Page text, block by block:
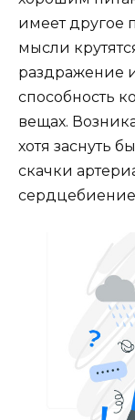
имеет другое
мысли
раздражение
способность
вещах.
хотя заснуть
скачки